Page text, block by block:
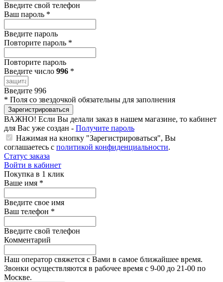
Введите свой телефон
Ваш пароль *
Введите пароль
Повторите пароль *
Повторите пароль
Введите число 996 *
Введите 996
* Поля со звездочкой обязательны для заполнения
Зарегистрироваться
ВАЖНО! Если Вы делали заказ в нашем магазине, то кабинет
для Вас уже создан - Получите пароль
Нажимая на кнопку "Зарегистрироваться", Вы
соглашаетесь с политикой конфиденциальности.
Статус заказа
Войти в кабинет
Покупка в 1 клик
Ваше имя *
Введите свое имя
Ваш телефон *
Введите свой телефон
Комментарий
Наш оператор свяжется с Вами в самое ближайшее время.
Звонки осуществляются в рабочее время с 9-00 до 21-00 по
Москве.